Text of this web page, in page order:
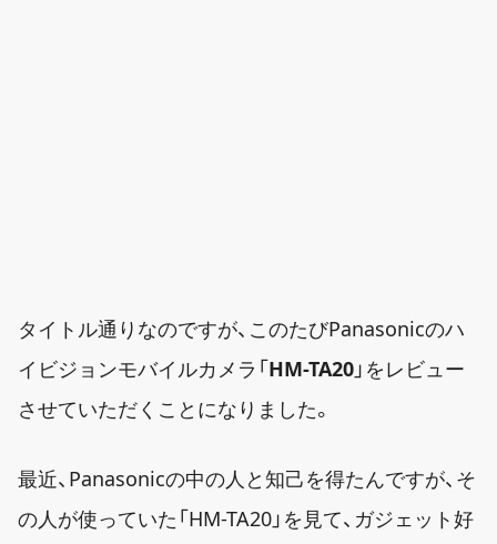
タイトル通りなのですが、このたびPanasonicのハ
イビジョンモバイルカメラ「HM-TA20」をレビュー
させていただくことになりました。
最近、Panasonicの中の人と知己を得たんですが、そ
の人が使っていた「HM-TA20」を見て、ガジェット好